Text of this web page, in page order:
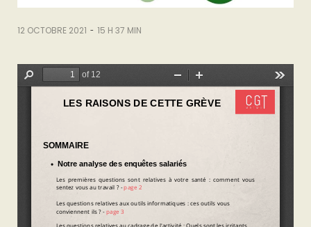
12 OCTOBRE 2021 - 15 H 37 MIN